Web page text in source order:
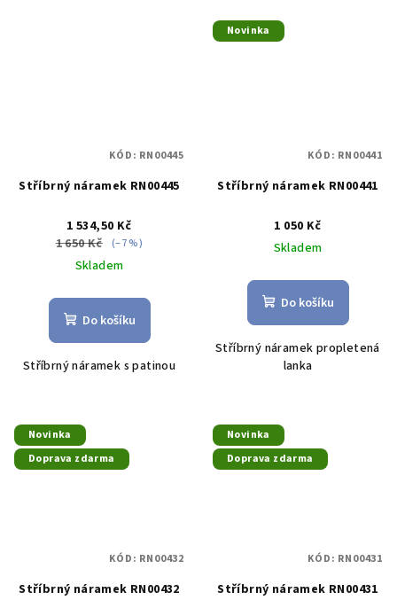
Stříbrný náramek RN00445
1 534,50 Kč
1 650 Kč (–7 %)
Skladem
Do košíku
Stříbrný náramek s patinou
KÓD: RN00445
Novinka
Stříbrný náramek RN00441
1 050 Kč
Skladem
Do košíku
Stříbrný náramek propletená
lanka
KÓD: RN00441
Novinka
Doprava zdarma
Stříbrný náramek RN00432
KÓD: RN00432
Novinka
Doprava zdarma
Stříbrný náramek RN00431
KÓD: RN00431